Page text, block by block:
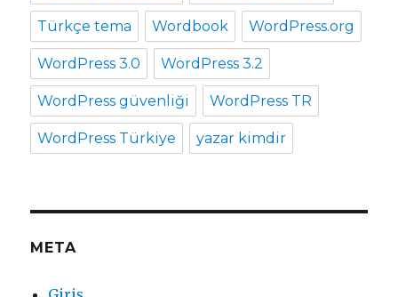
Türkçe tema Wordbook WordPress.org
WordPress 3.0 WordPress 3.2
WordPress güvenliği WordPress TR
WordPress Türkiye yazar kimdir
META